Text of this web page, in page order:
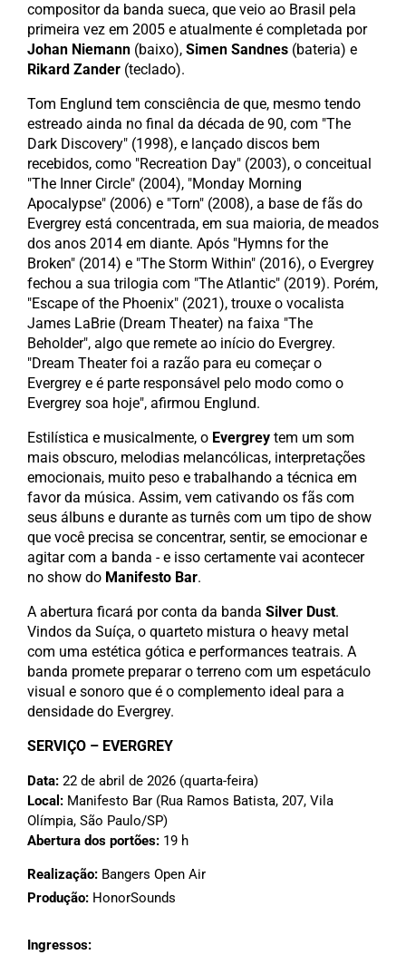
compositor da banda sueca, que veio ao Brasil pela
primeira vez em 2005 e atualmente é completada por
Johan Niemann (baixo), Simen Sandnes (bateria) e
Rikard Zander (teclado).
Tom Englund tem consciência de que, mesmo tendo
estreado ainda no final da década de 90, com "The
Dark Discovery" (1998), e lançado discos bem
recebidos, como "Recreation Day" (2003), o conceitual
"The Inner Circle" (2004), "Monday Morning
Apocalypse" (2006) e "Torn" (2008), a base de fãs do
Evergrey está concentrada, em sua maioria, de meados
dos anos 2014 em diante. Após "Hymns for the
Broken" (2014) e "The Storm Within" (2016), o Evergrey
fechou a sua trilogia com "The Atlantic" (2019). Porém,
"Escape of the Phoenix" (2021), trouxe o vocalista
James LaBrie (Dream Theater) na faixa "The
Beholder", algo que remete ao início do Evergrey.
"Dream Theater foi a razão para eu começar o
Evergrey e é parte responsável pelo modo como o
Evergrey soa hoje", afirmou Englund.
Estilística e musicalmente, o Evergrey tem um som
mais obscuro, melodias melancólicas, interpretações
emocionais, muito peso e trabalhando a técnica em
favor da música. Assim, vem cativando os fãs com
seus álbuns e durante as turnês com um tipo de show
que você precisa se concentrar, sentir, se emocionar e
agitar com a banda - e isso certamente vai acontecer
no show do Manifesto Bar.
A abertura ficará por conta da banda Silver Dust.
Vindos da Suíça, o quarteto mistura o heavy metal
com uma estética gótica e performances teatrais. A
banda promete preparar o terreno com um espetáculo
visual e sonoro que é o complemento ideal para a
densidade do Evergrey.
SERVIÇO – EVERGREY
Data: 22 de abril de 2026 (quarta-feira)
Local: Manifesto Bar (Rua Ramos Batista, 207, Vila
Olímpia, São Paulo/SP)
Abertura dos portões: 19 h
Realização: Bangers Open Air
Produção: HonorSounds
Ingressos: